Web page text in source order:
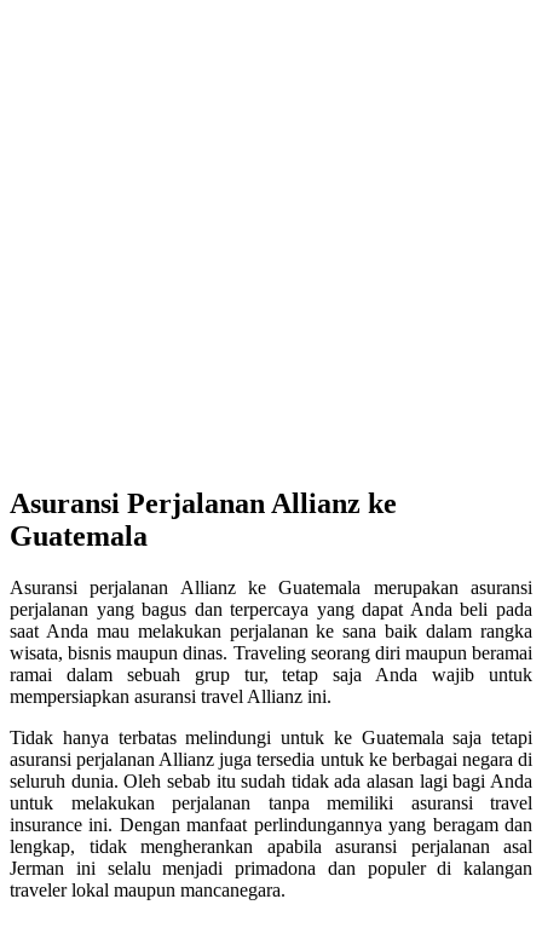
Asuransi Perjalanan Allianz ke
Guatemala
Asuransi perjalanan Allianz ke Guatemala merupakan asuransi
perjalanan yang bagus dan terpercaya yang dapat Anda beli pada
saat Anda mau melakukan perjalanan ke sana baik dalam rangka
wisata, bisnis maupun dinas. Traveling seorang diri maupun beramai
ramai dalam sebuah grup tur, tetap saja Anda wajib untuk
mempersiapkan asuransi travel Allianz ini.
Tidak hanya terbatas melindungi untuk ke Guatemala saja tetapi
asuransi perjalanan Allianz juga tersedia untuk ke berbagai negara di
seluruh dunia. Oleh sebab itu sudah tidak ada alasan lagi bagi Anda
untuk melakukan perjalanan tanpa memiliki asuransi travel
insurance ini. Dengan manfaat perlindungannya yang beragam dan
lengkap, tidak mengherankan apabila asuransi perjalanan asal
Jerman ini selalu menjadi primadona dan populer di kalangan
traveler lokal maupun mancanegara.